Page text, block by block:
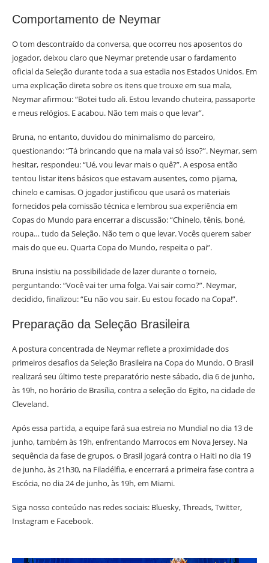
Comportamento de Neymar
O tom descontraído da conversa, que ocorreu nos aposentos do
jogador, deixou claro que Neymar pretende usar o fardamento
oficial da Seleção durante toda a sua estadia nos Estados Unidos. Em
uma explicação direta sobre os itens que trouxe em sua mala,
Neymar afirmou: “Botei tudo ali. Estou levando chuteira, passaporte
e meus relógios. E acabou. Não tem mais o que levar”.
Bruna, no entanto, duvidou do minimalismo do parceiro,
questionando: “Tá brincando que na mala vai só isso?”. Neymar, sem
hesitar, respondeu: “Ué, vou levar mais o quê?”. A esposa então
tentou listar itens básicos que estavam ausentes, como pijama,
chinelo e camisas. O jogador justificou que usará os materiais
fornecidos pela comissão técnica e lembrou sua experiência em
Copas do Mundo para encerrar a discussão: “Chinelo, tênis, boné,
roupa… tudo da Seleção. Não tem o que levar. Vocês querem saber
mais do que eu. Quarta Copa do Mundo, respeita o pai”.
Bruna insistiu na possibilidade de lazer durante o torneio,
perguntando: “Você vai ter uma folga. Vai sair como?”. Neymar,
decidido, finalizou: “Eu não vou sair. Eu estou focado na Copa!”.
Preparação da Seleção Brasileira
A postura concentrada de Neymar reflete a proximidade dos
primeiros desafios da Seleção Brasileira na Copa do Mundo. O Brasil
realizará seu último teste preparatório neste sábado, dia 6 de junho,
às 19h, no horário de Brasília, contra a seleção do Egito, na cidade de
Cleveland.
Após essa partida, a equipe fará sua estreia no Mundial no dia 13 de
junho, também às 19h, enfrentando Marrocos em Nova Jersey. Na
sequência da fase de grupos, o Brasil jogará contra o Haiti no dia 19
de junho, às 21h30, na Filadélfia, e encerrará a primeira fase contra a
Escócia, no dia 24 de junho, às 19h, em Miami.
Siga nosso conteúdo nas redes sociais: Bluesky, Threads, Twitter,
Instagram e Facebook.